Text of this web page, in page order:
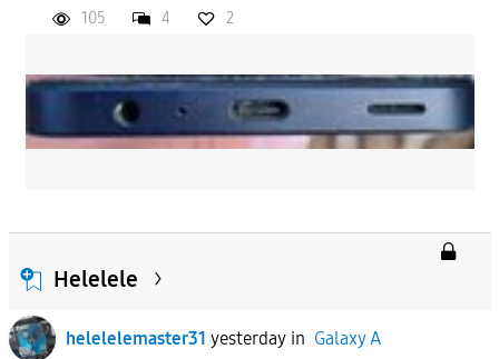
105 4 2
Helelele
helelelemaster31 yesterdayin Galaxy A